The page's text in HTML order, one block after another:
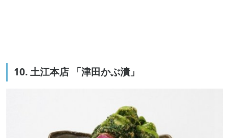
10. 土江本店 「津田かぶ漬」